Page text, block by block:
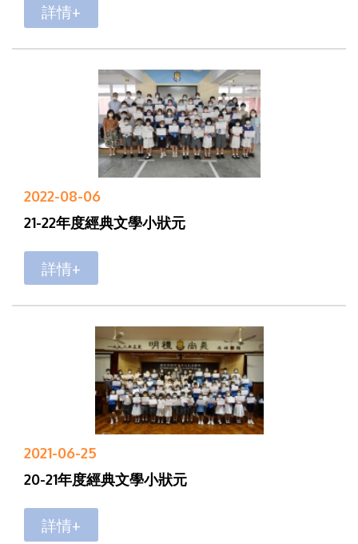
詳情+
2022-08-06
21-22年度經典文學小狀元
詳情+
2021-06-25
20-21年度經典文學小狀元
詳情+